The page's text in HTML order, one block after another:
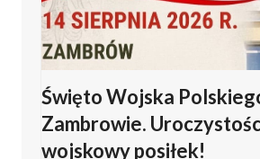
Święto Wojska
Zambrowie.
wojskowy posiłek!